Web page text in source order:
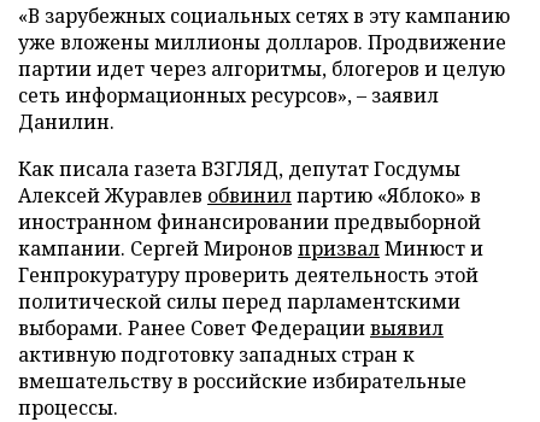
«В зарубежных социальных сетях в эту кампанию
уже вложены миллионы долларов. Продвижение
партии идет через алгоритмы, блогеров и целую
сеть информационных ресурсов», – заявил
Данилин.
Как писала газета ВЗГЛЯД, депутат Госдумы
Алексей Журавлев обвинилпартию «Яблоко» в
иностранном финансировании предвыборной
кампании. Сергей Миронов призвалМинюст и
Генпрокуратуру проверить деятельность этой
политической силы перед парламентскими
выборами. Ранее Совет Федерациивыявил
активную подготовку западных стран к
вмешательству в российские избирательные
процессы.